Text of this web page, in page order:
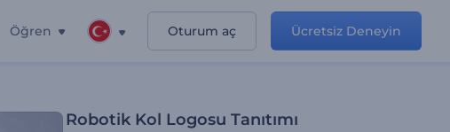
Öğren Oturum aç Ücretsiz Deneyin
Robotik Kol Logosu Tanıtımı